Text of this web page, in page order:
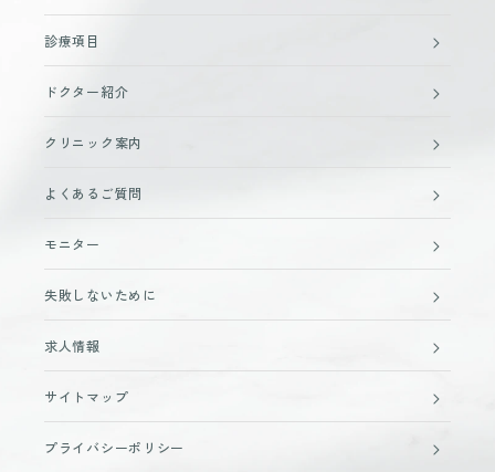
診療項目
ドクター紹介
クリニック案内
よくあるご質問
モニター
失敗しないために
求人情報
サイトマップ
プライバシーポリシー